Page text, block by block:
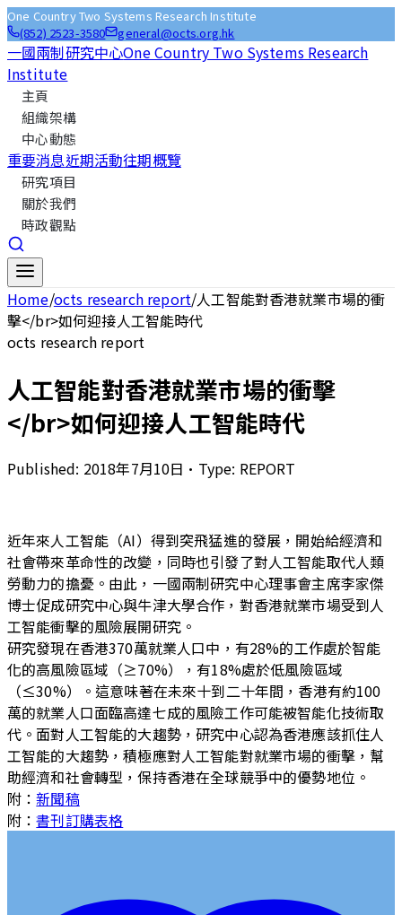
One Country Two Systems Research Institute
(852) 2523-3580
general@octs.org.hk
一國兩制研究中心One Country Two Systems Research
Institute
主頁
組織架構
中心動態
重要消息近期活動往期概覽
研究項目
關於我們
時政觀點
Home/octs research report/人工智能對香港就業市場的衝
擊</br>如何迎接人工智能時代
octs research report
人工智能對香港就業市場的衝擊
</br>如何迎接人工智能時代
Published: 2018年7月10日 • Type: REPORT
近年來人工智能（AI）得到突飛猛進的發展，開始給經濟和
社會帶來革命性的改變，同時也引發了對人工智能取代人類
勞動力的擔憂。由此，一國兩制研究中心理事會主席李家傑
博士促成研究中心與牛津大學合作，對香港就業市場受到人
工智能衝擊的風險展開研究。
研究發現在香港370萬就業人口中，有28%的工作處於智能
化的高風險區域（≥70%），有18%處於低風險區域
（≤30%）。這意味著在未來十到二十年間，香港有約100
萬的就業人口面臨高達七成的風險工作可能被智能化技術取
代。面對人工智能的大趨勢，研究中心認為香港應該抓住人
工智能的大趨勢，積極應對人工智能對就業市場的衝擊，幫
助經濟和社會轉型，保持香港在全球競爭中的優勢地位。
附：新聞稿
附：書刊訂購表格